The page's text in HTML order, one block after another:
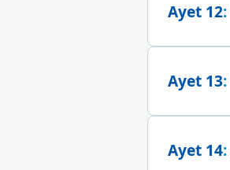
Ayet 12:
Ayet 13:
Ayet 14: